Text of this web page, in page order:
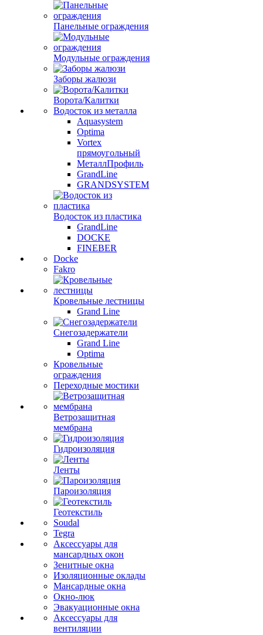
Панельные ограждения
Модульные ограждения
Заборы жалюзи
Ворота/Калитки
Водосток из металла
Aquasystem
Optima
Vortex
прямоугольный
МеталлПрофиль
GrandLine
GRANDSYSTEM
Водосток из пластика
GrandLine
DOCKE
FINEBER
Docke
Fakro
Кровельные лестницы
Grand Line
Снегозадержатели
Grand Line
Optima
Кровельные
ограждения
Переходные мостики
Ветрозащитная
мембрана
Гидроизоляция
Ленты
Пароизоляция
Геотекстиль
Soudal
Tegra
Аксессуары для
мансардных окон
Зенитные окна
Изоляционные оклады
Мансардные окна
Окно-люк
Эвакуационные окна
Аксессуары для
вентиляции